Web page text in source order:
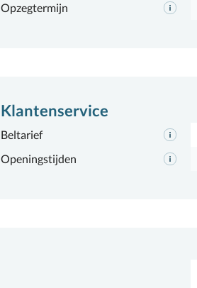
Opzegtermijn
Klantenservice
Beltarief
Openingstijden